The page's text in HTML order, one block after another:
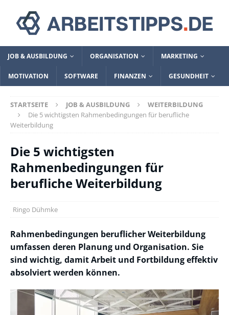
JOB & AUSBILDUNG ORGANISATION MARKETING
MOTIVATION SOFTWARE FINANZEN GESUNDHEIT
STARTSEITE JOB & AUSBILDUNG
WEITERBILDUNG
Die 5 wichtigsten Rahmenbedingungen für berufliche
Weiterbildung
Die 5 wichtigsten
Rahmenbedingungen für
berufliche Weiterbildung
Ringo Dühmke
Rahmenbedingungen beruflicher Weiterbildung
umfassen deren Planung und Organisation. Sie
sind wichtig, damit Arbeit und Fortbildung effektiv
absolviert werden können.